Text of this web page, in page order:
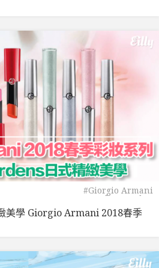
#Giorgio Armani
#Tokyo Garden
美學 Giorgio Armani 2018春季